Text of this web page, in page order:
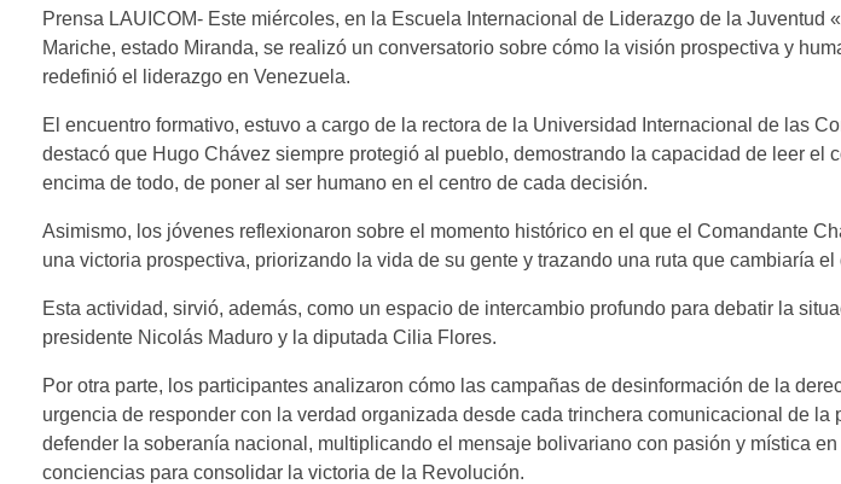
Prensa LAUICOM-​ Este miércoles, en la Escuela Internacional de Liderazgo de la Juventud
Mariche, estado Miranda, se realizó un conversatorio sobre cómo la visión prospectiva y
redefinió el liderazgo en Venezuela.
​El encuentro formativo, estuvo a cargo de la rectora de la Universidad Internacional de las
destacó que Hugo Chávez siempre protegió al pueblo, demostrando la capacidad de leer el
encima de todo, de poner al ser humano en el centro de cada decisión.
Asimismo, los jóvenes reflexionaron sobre el momento histórico en el que el Comandante
una victoria prospectiva, priorizando la vida de su gente y trazando una ruta que cambiaría
Esta actividad, sirvió, además, como un espacio de intercambio profundo para debatir la
presidente Nicolás Maduro y la diputada Cilia Flores.
​Por otra parte, los participantes analizaron cómo las campañas de desinformación de la
urgencia de responder con la verdad organizada desde cada trinchera comunicacional de la
defender la soberanía nacional, multiplicando el mensaje bolivariano con pasión y mística
conciencias para consolidar la victoria de la Revolución.